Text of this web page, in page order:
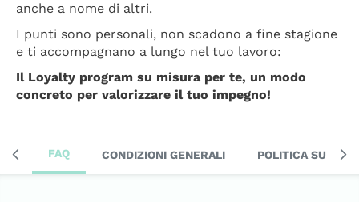
anche a nome di altri.
I punti sono personali, non scadono a fine stagione
e ti accompagnano a lungo nel tuo lavoro:
Il Loyalty program su misura per te, un modo
concreto per valorizzare il tuo impegno!
FAQ CONDIZIONI GENERALI POLITICA SULLA